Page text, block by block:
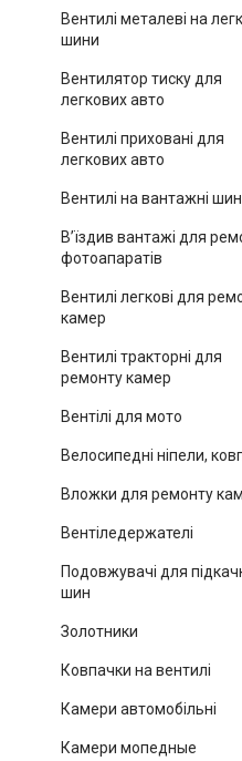
Вентилі металеві на
шини
Вентилятор тиску для
легкових авто
Вентилі приховані для
легкових авто
Вентилі на вантажні
В’їздив вантажі для
фотоапаратів
Вентилі легкові для
камер
Вентилі тракторні для
ремонту камер
Вентілі для мото
Велосипедні ніпели,
Вложки для ремонту
Вентіледержателі
Подовжувачі для
шин
Золотники
Ковпачки на вентилі
Камери автомобільні
Камери мопедные